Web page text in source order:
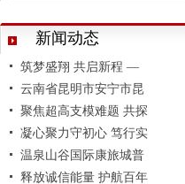
新闻动态
聚焦超高支模难题 共探
凝心聚力守初心 笃行实
温泉山谷国际康旅城普
释放诚信能量 护航百年
安宁市中老铁路国际冷
聚焦附着式升降脚手架
安宁市官厢街更新改造